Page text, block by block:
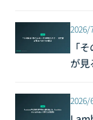
2026/
「
が見
2026/